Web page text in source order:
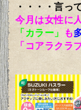
・・・・言っ
今月は女性に
「カラー」 も
「コアラクラ